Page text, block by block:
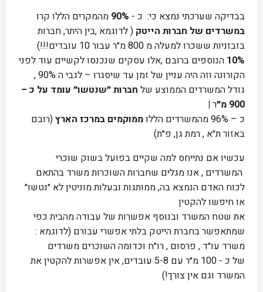
בבדיקה שערכתי נמצא כי: כ - 90% מהמקרים הללו קרו
במשרדים של חברות הייטק ( לדוגמא ,בין היתר, חברות
בזבזניות ששכרו למעלה מ 800 מ״ר עבור 10 עובדים!!!)
10% הנוספים ברובם ,אלו עסקים שנכנסו לקשיים עוד לפני
הקורונה וזה היה עניין של זמן עד שיסגרו – לגבי ה 90% ,
גודל המשרדים הממוצע של חברות ״שנטשו״ עומד על כ –
900 מ״
ר |
כ – 96% מהמשרדים הללו
ממוקמים במרכז הארץ(רובם
באזור ת״א , רמת גן, פ״ת)
עכשיו אם נתייחס למה שקיים בפועל בשוק שוכרי
המשרדים , אנו מגלים שחברות השוכרות משרד בהתאם
לכוח האדם הנמצא בה, ממותגות ובעלות מוניטין לא ״נטשו״
או חיפשו להקטין
את שטח המשרד ובנוסף אפשרות של עבודה מהבית כפי
שמתאפשר בחברת הייטק בלתי אפשרי עבורם (לדוגמא :
משרד עו״ד , פרסום , רו״ח וכדומה השוכרים משרדים
של כ - 100 מ״ר עם 5-8 עובדים, אין אפשרות להקטין את
המשרד וגם אין צורך!)